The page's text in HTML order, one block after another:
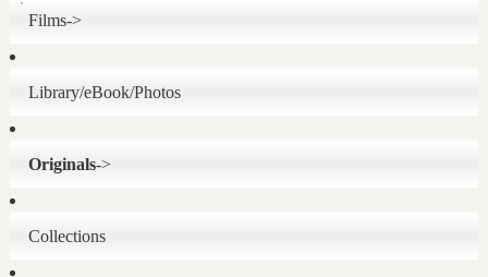
Films->
Library/eBook/Photos
Originals->
Collections